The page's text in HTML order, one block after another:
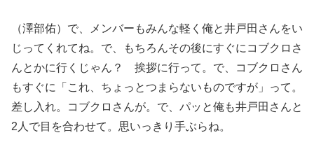
（澤部佑）で、メンバーもみんな軽く俺と井戸田さんをい
じってくれてね。で、もちろんその後にすぐにコブクロさ
んとかに行くじゃん？ 挨拶に行って。で、コブクロさん
もすぐに「これ、ちょっとつまらないものですが」って。
差し入れ。コブクロさんが。で、パッと俺も井戸田さんと
2人で目を合わせて。思いっきり手ぶらね。